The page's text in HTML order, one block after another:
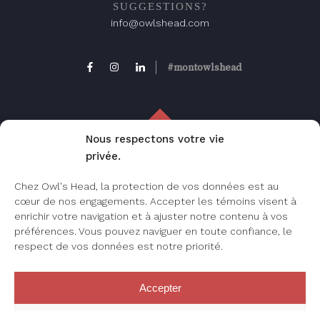
Nous respectons votre vie
privée.
Chez Owl's Head, la protection de vos données est au
cœur de nos engagements. Accepter les témoins visent à
enrichir votre navigation et à ajuster notre contenu à vos
préférences. Vous pouvez naviguer en toute confiance, le
respect de vos données est notre priorité.
Accepter
SUGGESTIONS?
info@owlshead.com
#montowlshead
Foire aux questions, consultez cette page
pour les questions les plus fréquemment
posées.